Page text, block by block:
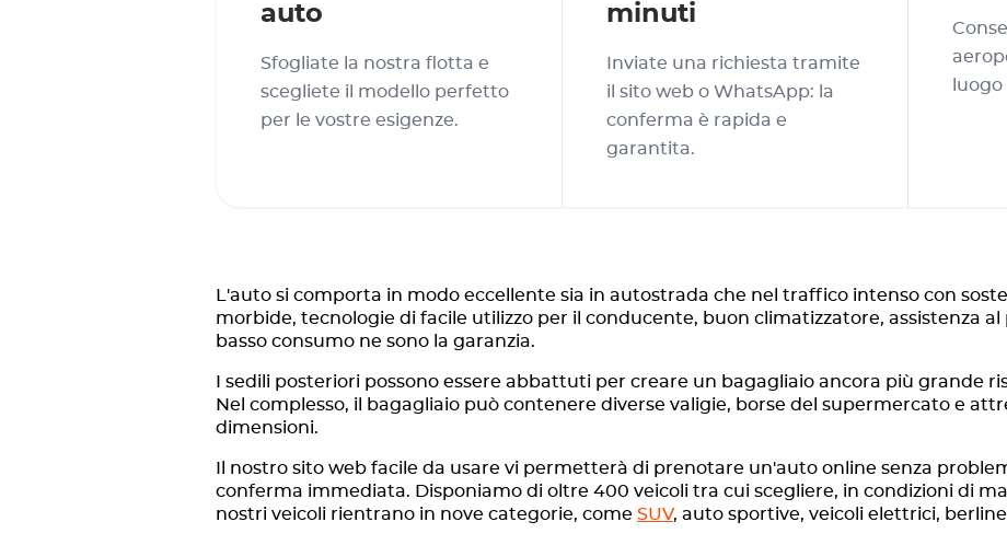
auto
Sfogliate la nostra flotta e
scegliete il modello perfetto
per le vostre esigenze.
minuti
Inviate una richiesta tramite
il sito web o WhatsApp: la
conferma è rapida e
garantita.
L'auto si comporta in modo eccellente sia in autostrada che nel traffico intenso con
morbide, tecnologie di facile utilizzo per il conducente, buon climatizzatore, assistenza
basso consumo ne sono la garanzia.
I sedili posteriori possono essere abbattuti per creare un bagagliaio ancora più grande
Nel complesso, il bagagliaio può contenere diverse valigie, borse del supermercato e
dimensioni.
Il nostro sito web facile da usare vi permetterà di prenotare un'auto online senza
conferma immediata. Disponiamo di oltre 400 veicoli tra cui scegliere, in condizioni di
nostri veicoli rientrano in nove categorie, come SUV, auto sportive, veicoli elettrici,